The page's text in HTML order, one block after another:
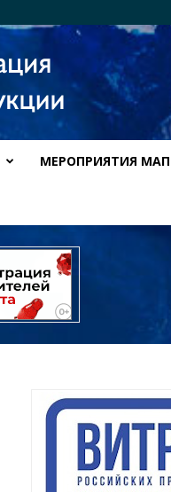
МЕРОПРИЯТИЯ